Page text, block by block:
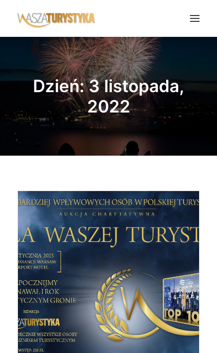
Księga wspomnień
Biura podróży
Transport
Noclegi
Polska
Świat
Wasze Podróże
Wyszukiwanie
Dzień: 3 listopada,
2022